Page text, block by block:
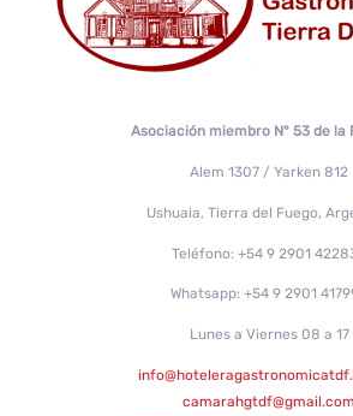
Asociación miembro N° 53 de la
Alem 1307 / Yarken 812
Ushuaia, Tierra del Fuego,
Teléfono: +54 9 2901
Whatsapp: +54 9 2901
Lunes a Viernes 08 a 17
camarahgtdf@gmail.com